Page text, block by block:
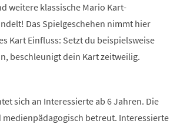
weitere klassische Mario Kart-
Das Spielgeschehen nimmt hier
Kart Einfluss: Setzt du beispielsweise
beschleunigt dein Kart zeitweilig.
sich an Interessierte ab 6 Jahren. Die
betreut. Interessierte